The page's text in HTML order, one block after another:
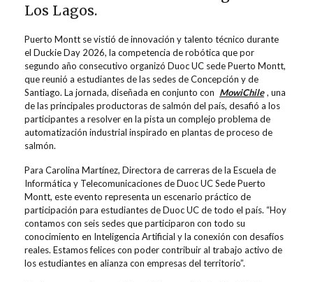
Los Lagos.
Puerto Montt se vistió de innovación y talento técnico durante
el DuckieDay 2026, la competencia de robótica que por
segundo año consecutivo organizó Duoc UC sede Puerto Montt,
que reunió a estudiantes de las sedes de Concepción y de
Santiago. La jornada, diseñada en conjunto con MowiChile , una
de las principales productoras de salmón del país, desafió a los
participantes a resolver en la pista un complejo problema de
automatización industrial inspirado en plantas de proceso de
salmón.
Para Carolina Martínez, Directora de carreras de la Escuela de
Informática y Telecomunicaciones de Duoc UC Sede Puerto
Montt, este evento representa un escenario práctico de
participación para estudiantes de Duoc UC de todo el país. “Hoy
contamos con seis sedes que participaron con todo su
conocimiento en Inteligencia Artificial y la conexión con desafíos
reales. Estamos felices con poder contribuir al trabajo activo de
los estudiantes en alianza con empresas del territorio”.